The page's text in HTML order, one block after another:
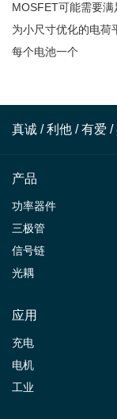
MOSFET可能需要满
为小尺寸优化的电
每个电池一个
真诚 / 利他 / 有爱 /
产品
功率器件
三极管
信号链
光耦
应用
充电
电机
工业